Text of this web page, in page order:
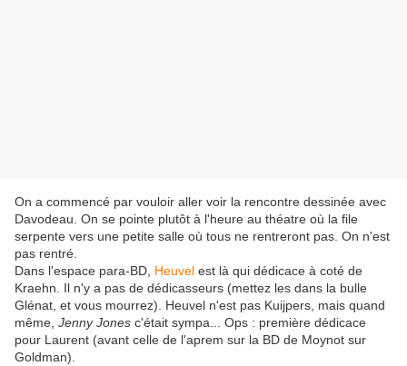
On a commencé par vouloir aller voir la rencontre dessinée avec
Davodeau. On se pointe plutôt à l'heure au théatre où la file
serpente vers une petite salle où tous ne rentreront pas. On n'est
pas rentré.
Dans l'espace para-BD, Heuvel est là qui dédicace à coté de
Kraehn. Il n'y a pas de dédicasseurs (mettez les dans la bulle
Glénat, et vous mourrez). Heuvel n'est pas Kuijpers, mais quand
même, Jenny Jones c'était sympa... Ops : première dédicace
pour Laurent (avant celle de l'aprem sur la BD de Moynot sur
Goldman).